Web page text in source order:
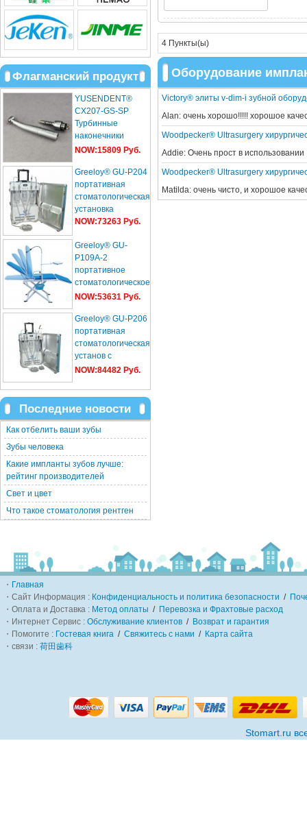
4 Пункты(ы)
Оборудование
Victory® элиты v-dim-i зубной
Alan: очень хорошо!!!!! хорошое
Woodpecker® Ultrasurgery
Addie: Очень прост в использовании
Woodpecker® Ultrasurgery
Matilda: очень чисто, и хорошое
Флагманский продукт
YUSENDENT®
CX207-GS-SP
Турбинные
наконечники
Световодас
стандартной ...
NOW:15809 Руб.
Greeloy® GU-P204
портативная
стоматологическая
установка
NOW:73263 Руб.
Greeloy® GU-
P109A-2
портативное
стоматологическое
кресло
NOW:53631 Руб.
Greeloy® GU-P206
портативная
стоматологическая
установ с
компрессор+ультразвуков...
NOW:84482 Руб.
Последние новости
Как отбелить ваши зубы
Зубы человека
Какие импланты зубов лучше:
рейтинг производителей
Свет и цвет
Что такое стоматология рентген
・ Главная
・Сайт Информация : Конфиденциальность и политика безопасности /
・Оплата и Доставка : Метод оплаты / Перевозка и Фрахтовые расход
・Интернет Сервис : Обслуживание клиентов / Возврат и гарантия
・Помогите : Гостевая книга / Свяжитесь с нами / Карта сайта
・связи : 荷田歯科
Stomart.ru